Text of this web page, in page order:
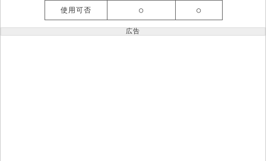
使用可否 ○ ○
広告